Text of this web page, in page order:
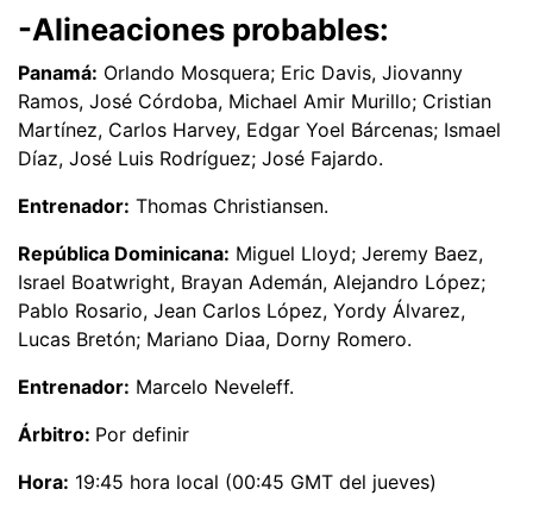
-Alineaciones probables:
Panamá: Orlando Mosquera; Eric Davis, Jiovanny
Ramos, José Córdoba, Michael Amir Murillo; Cristian
Martínez, Carlos Harvey, Edgar Yoel Bárcenas; Ismael
Díaz, José Luis Rodríguez; José Fajardo.
Entrenador: Thomas Christiansen.
República Dominicana: Miguel Lloyd; Jeremy Baez,
Israel Boatwright, Brayan Ademán, Alejandro López;
Pablo Rosario, Jean Carlos López, Yordy Álvarez,
Lucas Bretón; Mariano Diaa, Dorny Romero.
Entrenador: Marcelo Neveleff.
Árbitro: Por definir
Hora: 19:45 hora local (00:45 GMT del jueves)